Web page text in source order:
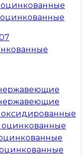
оцинкованные
оцинкованные
оксидированные
оцинкованные